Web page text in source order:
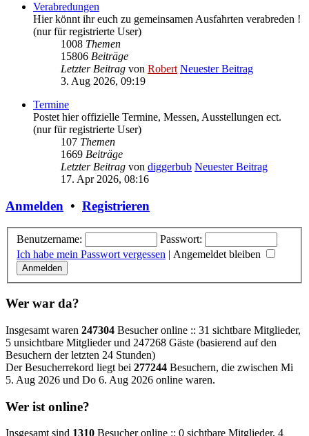
Verabredungen
Hier könnt ihr euch zu gemeinsamen Ausfahrten verabreden !
(nur für registrierte User)
1008 Themen
15806 Beiträge
Letzter Beitrag von Robert Neuester Beitrag
3. Aug 2026, 09:19
Termine
Postet hier offizielle Termine, Messen, Ausstellungen ect.
(nur für registrierte User)
107 Themen
1669 Beiträge
Letzter Beitrag von diggerbub Neuester Beitrag
17. Apr 2026, 08:16
Anmelden • Registrieren
Benutzername:
Passwort:
Ich habe mein Passwort vergessen | Angemeldet bleiben
Wer war da?
Insgesamt waren 247304 Besucher online :: 31 sichtbare Mitglieder,
5 unsichtbare Mitglieder und 247268 Gäste (basierend auf den
Besuchern der letzten 24 Stunden)
Der Besucherrekord liegt bei 277244 Besuchern, die zwischen Mi
5. Aug 2026 und Do 6. Aug 2026 online waren.
Wer ist online?
Insgesamt sind 1310 Besucher online :: 0 sichtbare Mitglieder, 4